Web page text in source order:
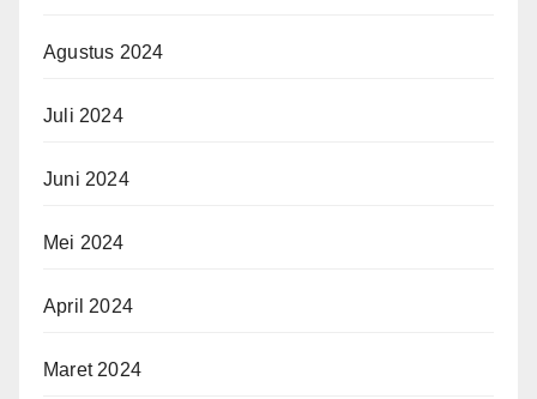
Agustus 2024
Juli 2024
Juni 2024
Mei 2024
April 2024
Maret 2024